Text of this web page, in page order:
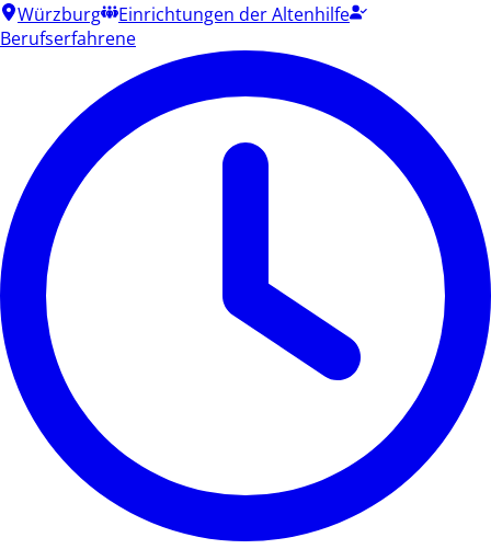
Würzburg
Einrichtungen der Altenhilfe
Berufserfahrene